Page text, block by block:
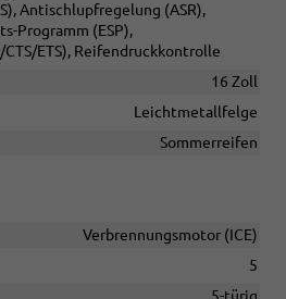
Antischlupfregelung (ASR),
Programm (ESP),
ETS), Reifendruckkontrolle
16 Zoll
Leichtmetallfelge
Sommerreifen
Verbrennungsmotor (ICE)
5